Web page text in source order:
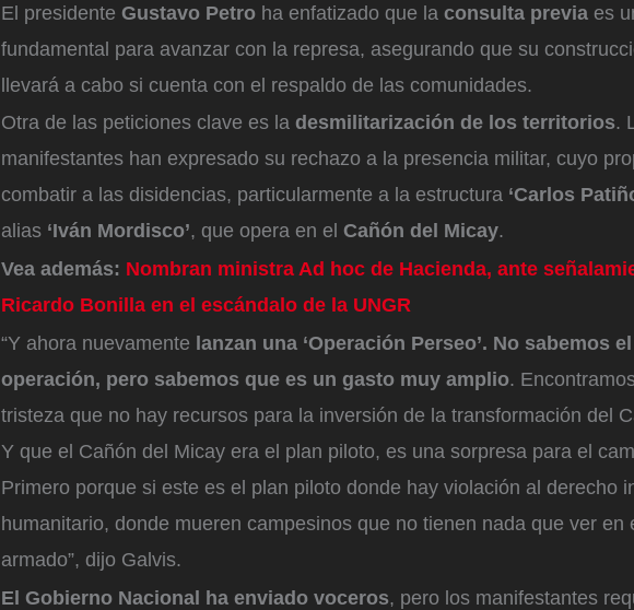
El presidente Gustavo Petro ha enfatizado que la consulta previa es
fundamental para avanzar con la represa, asegurando que su
llevará a cabo si cuenta con el respaldo de las comunidades.
Otra de las peticiones clave es la desmilitarización de los territorios.
manifestantes han expresado su rechazo a la presencia militar, cuyo
combatir a las disidencias, particularmente a la estructura ‘Carlos
alias ‘Iván Mordisco’, que opera en el Cañón del Micay.
Vea además: Nombran ministra Ad hoc de Hacienda, ante
Ricardo Bonilla en el escándalo de la UNGR
“Y ahora nuevamente lanzan una ‘Operación Perseo’. No sabemos
operación, pero sabemos que es un gasto muy amplio.
tristeza que no hay recursos para la inversión de la transformación del
Y que el Cañón del Micay era el plan piloto, es una sorpresa para el
Primero porque si este es el plan piloto donde hay violación al derecho
humanitario, donde mueren campesinos que no tienen nada que ver en
armado”, dijo Galvis.
El Gobierno Nacional ha enviado voceros, pero los manifestantes